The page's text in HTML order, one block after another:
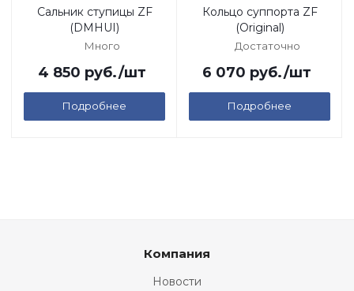
Сальник ступицы ZF
(DMHUI)
Много
4 850 руб./шт
Подробнее
Кольцо суппорта ZF
(Original)
Достаточно
6 070 руб./шт
Подробнее
Компания
Новости